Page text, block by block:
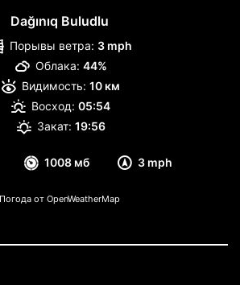
Dağınıq Buludlu
1008 мб 3 mph
Порывы ветра: 3 mph
Облака: 44%
Видимость: 10 км
Восход: 05:54
Закат: 19:56
Погода от OpenWeatherMap